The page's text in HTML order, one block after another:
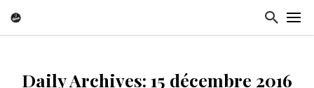
Daily Archives: 15 décembre 2016